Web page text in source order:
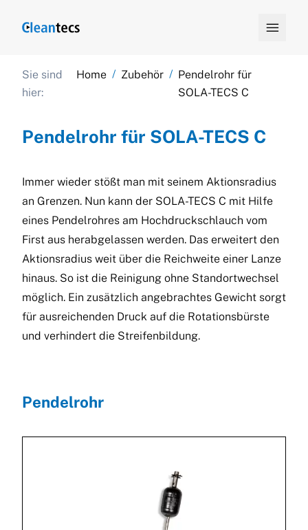

Sie sind
hier:
Home / Zubehör / Pendelrohr für
SOLA-TECS C
Pendelrohr für SOLA-TECS C
Immer wieder stößt man mit seinem Aktionsradius
an Grenzen. Nun kann der SOLA-TECS C mit Hilfe
eines Pendelrohres am Hochdruckschlauch vom
First aus herabgelassen werden. Das erweitert den
Aktionsradius weit über die Reichweite einer Lanze
hinaus. So ist die Reinigung ohne Standortwechsel
möglich. Ein zusätzlich angebrachtes Gewicht sorgt
für ausreichenden Druck auf die Rotationsbürste
und verhindert die Streifenbildung.
Pendelrohr